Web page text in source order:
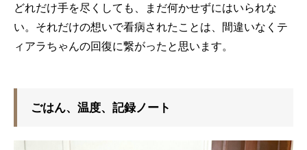
どれだけ手を尽くしても、まだ何かせずにはいられな
い。それだけの想いで看病されたことは、間違いなくテ
ィアラちゃんの回復に繋がったと思います。
ごはん、温度、記録ノート